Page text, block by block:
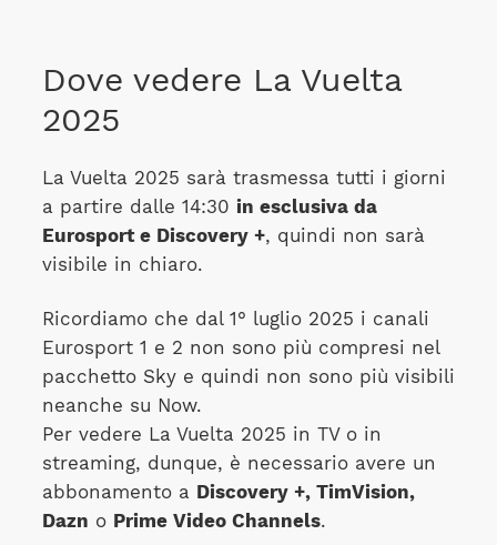
Dove vedere La Vuelta
2025
La Vuelta 2025 sarà trasmessa tutti i giorni
a partire dalle 14:30 in esclusiva da
Eurosport e Discovery +, quindi non sarà
visibile in chiaro.
Ricordiamo che dal 1° luglio 2025 i canali
Eurosport 1 e 2 non sono più compresi nel
pacchetto Sky e quindi non sono più visibili
neanche su Now.
Per vedere La Vuelta 2025 in TV o in
streaming, dunque, è necessario avere un
abbonamento a Discovery +, TimVision,
Dazn o Prime Video Channels.